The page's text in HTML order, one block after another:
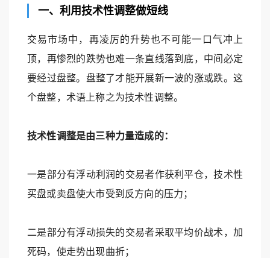
一、利用技术性调整做短线
交易市场中，再凌厉的升势也不可能一口气冲上
顶，再惨烈的跌势也难一条直线落到底，中间必定
要经过盘整。盘整了才能开展新一波的涨或跌。这
个盘整，术语上称之为技术性调整。
技术性调整是由三种力量造成的：
一是部分有浮动利润的交易者作获利平仓，技术性
买盘或卖盘使大市受到反方向的压力；
二是部分有浮动损失的交易者采取平均价战术，加
死码，使走势出现曲折；